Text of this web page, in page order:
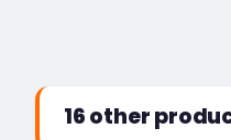
16 other